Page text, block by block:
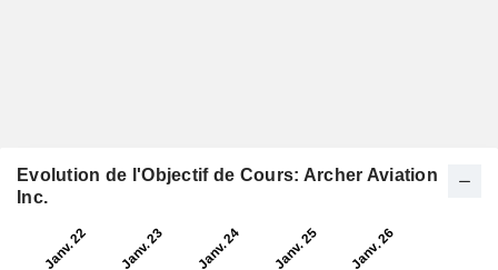
Evolution de l'Objectif de Cours: Archer Aviation
Inc.